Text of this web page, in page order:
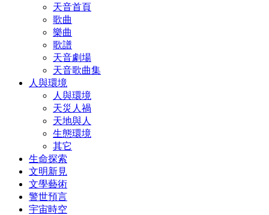
天音首頁
歌曲
樂曲
歌譜
天音劇場
天音歌曲集
人與環境
人與環境
天災人禍
天地與人
生態環境
其它
生命探索
文明新見
文學藝術
警世預言
宇宙時空